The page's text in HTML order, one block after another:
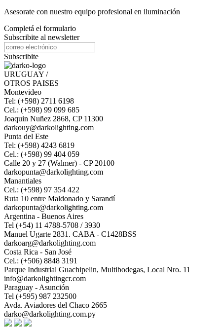
Asesorate con nuestro equipo profesional en iluminación
Completá el formulario
Subscribite al newsletter
Subscribite
URUGUAY /
OTROS PAISES
Montevideo
Tel: (+598) 2711 6198
Cel.: (+598) 99 099 685
Joaquin Nuñez 2868, CP 11300
darkouy@darkolighting.com
Punta del Este
Tel: (+598) 4243 6819
Cel.: (+598) 99 404 059
Calle 20 y 27 (Walmer) - CP 20100
darkopunta@darkolighting.com
Manantiales
Cel.: (+598) 97 354 422
Ruta 10 entre Maldonado y Sarandí
darkopunta@darkolighting.com
Argentina - Buenos Aires
Tel (+54) 11 4788-5708 / 3930
Manuel Ugarte 2831. CABA - C1428BSS
darkoarg@darkolighting.com
Costa Rica - San José
Cel.: (+506) 8848 3191
Parque Industrial Guachipelin, Multibodegas, Local Nro. 11
info@darkolightingcr.com
Paraguay - Asunción
Tel (+595) 987 232500
Avda. Aviadores del Chaco 2665
darko@darkolighting.com.py